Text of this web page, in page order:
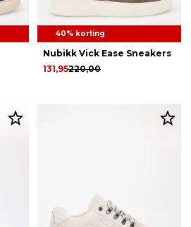
40% korting
Nubikk Vick Ease Sneakers
220,00
131,95